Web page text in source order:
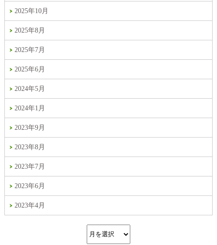
2025年10月
2025年8月
2025年7月
2025年6月
2024年5月
2024年1月
2023年9月
2023年8月
2023年7月
2023年6月
2023年4月